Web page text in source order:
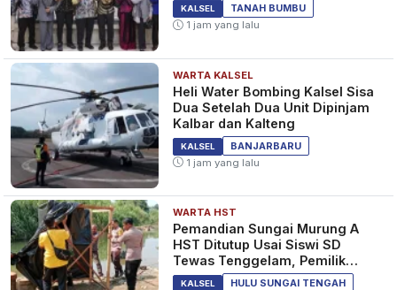
KALSEL
TANAH BUMBU
1 jam yang lalu
WARTA KALSEL
Heli Water Bombing Kalsel Sisa
Dua Setelah Dua Unit Dipinjam
Kalbar dan Kalteng
KALSEL
BANJARBARU
1 jam yang lalu
WARTA HST
Pemandian Sungai Murung A
HST Ditutup Usai Siswi SD
Tewas Tenggelam, Pemilik
Lahan Diperiksa Polisi
KALSEL
HULU SUNGAI TENGAH